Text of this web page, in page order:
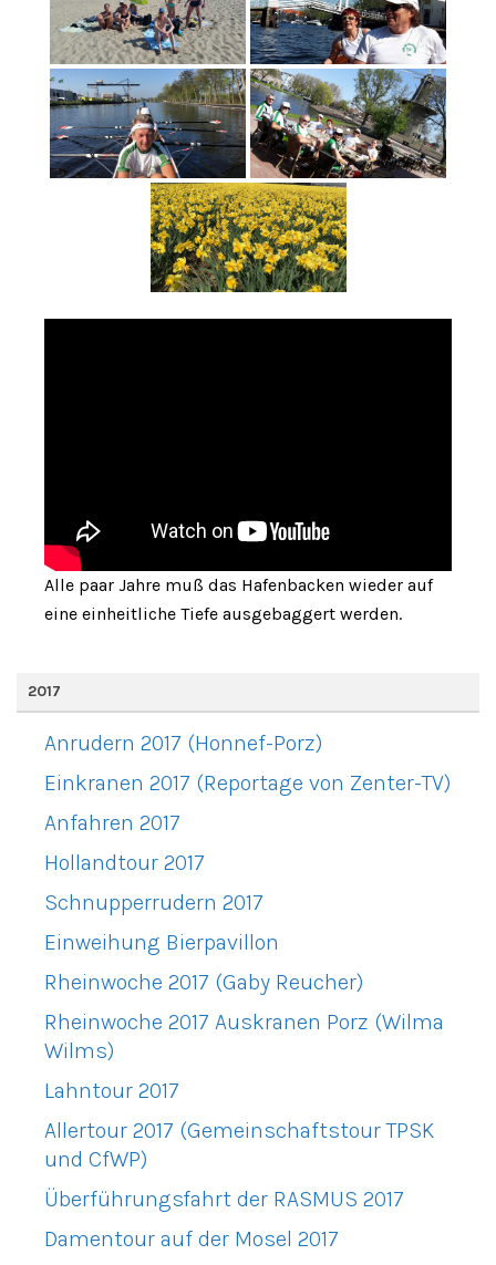
Alle paar Jahre muß das Hafenbacken wieder auf
eine einheitliche Tiefe ausgebaggert werden.
2017
Anrudern 2017 (Honnef-Porz)
Einkranen 2017 (Reportage von Zenter-TV)
Anfahren 2017
Hollandtour 2017
Schnupperrudern 2017
Einweihung Bierpavillon
Rheinwoche 2017 (Gaby Reucher)
Rheinwoche 2017 Auskranen Porz (Wilma
Wilms)
Lahntour 2017
Allertour 2017 (Gemeinschaftstour TPSK
und CfWP)
Überführungsfahrt der RASMUS 2017
Damentour auf der Mosel 2017